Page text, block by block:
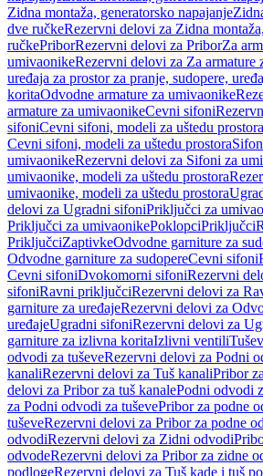
Zidna montaža, generatorsko napajanje
dve ručkeRezervni delovi za Zidna
ručkePriborRezervni delovi za PriborZa
umivaonikeRezervni delovi za Za armature
uređaja za prostor za pranje, sudopere,
koritaOdvodne armature za umivaonike
armature za umivaonikeCevni sifoni
sifoniCevni sifoni, modeli za uštedu prostora
Cevni sifoni, modeli za uštedu prostora
umivaonikeRezervni delovi za Sifoni za
umivaonike, modeli za uštedu prostora
umivaonike, modeli za uštedu prostora
delovi za Ugradni sifoniPriključci za
Priključci za umivaonikePoklopciPriključci
PriključciZaptivkeOdvodne garniture za
Odvodne garniture za sudopereCevni sifoni
Cevni sifoniDvokomorni sifoniRezervni
sifoniRavni priključciRezervni delovi za
garniture za uređajeRezervni delovi za
uređajeUgradni sifoniRezervni delovi za
garniture za izlivna koritaIzlivni ventili
odvodi za tuševeRezervni delovi za Podni
kanaliRezervni delovi za Tuš kanaliPribor
delovi za Pribor za tuš kanalePodni odvodi
za Podni odvodi za tuševePribor za podne
tuševeRezervni delovi za Pribor za podne
odvodiRezervni delovi za Zidni odvodi
odvodeRezervni delovi za Pribor za zidne
podlogeRezervni delovi za Tuš kade i tuš